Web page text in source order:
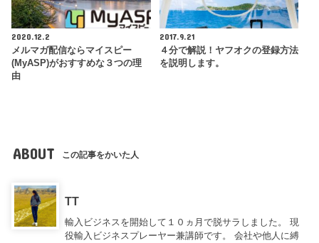
2020.12.2
メルマガ配信ならマイスピー
(MyASP)がおすすめな３つの理
由
2017.9.21
４分で解説！ヤフオクの登録方法
を説明します。
ABOUT この記事をかいた人
TT
輸入ビジネスを開始して１０ヵ月で脱サラしました。 現
役輸入ビジネスプレーヤー兼講師です。 会社や他人に縛